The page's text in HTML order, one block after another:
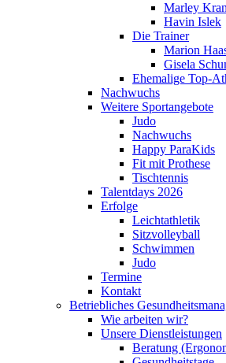
Marley
Havin Islek
Die Trainer
Marion
Gisela
Ehemalige Top-
Nachwuchs
Weitere Sportangebote
Judo
Nachwuchs
Happy ParaKids
Fit mit Prothese
Tischtennis
Talentdays 2026
Erfolge
Leichtathletik
Sitzvolleyball
Schwimmen
Judo
Termine
Kontakt
Betriebliches
Wie arbeiten wir?
Unsere Dienstleistungen
Beratung